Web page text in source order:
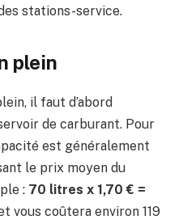
stations-service.
plein
il faut d’abord
de carburant. Pour
est généralement
le prix moyen du
: 70 litres x 1,70 € =
vous coûtera environ 119